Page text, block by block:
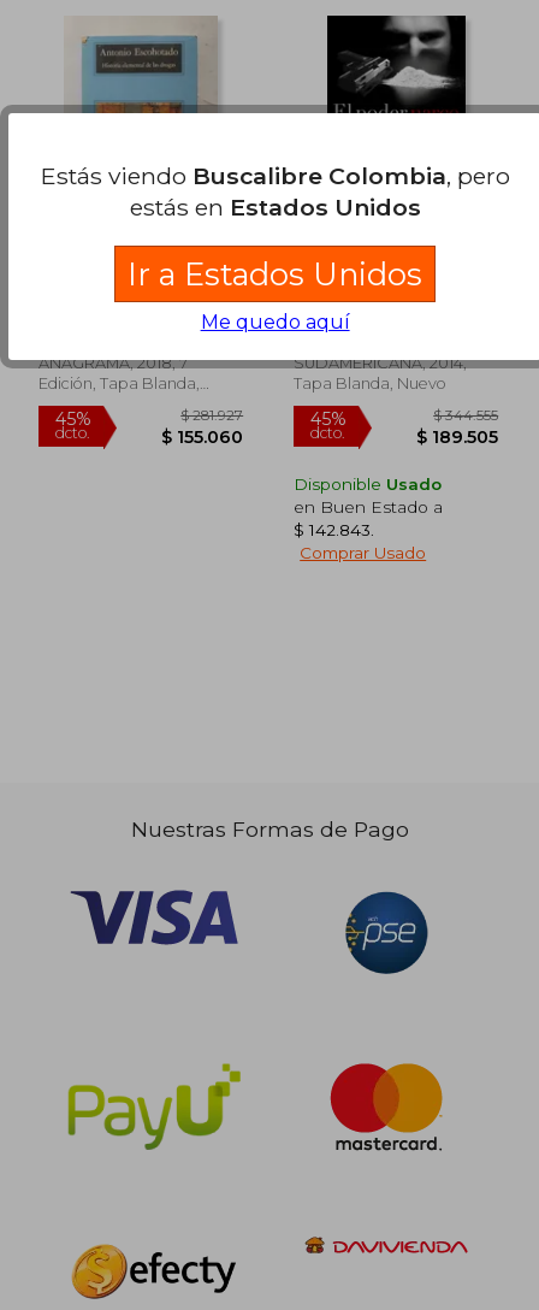
45% $ 187.292
$ 103.011
45% $
Historia elemental de
las drogas
ANAGRAMA, 2018, 7
Edición, Tapa Blanda,
Usado
El poder narco
Eugenio Burzaco, Sergio
Berensztein
SUDAMERICANA, 2014,
Tapa Blanda, Nuevo
Disponible Usado
en Buen Estado a
$ 142.843
Comprar Usado
Nuestras Formas de Pago
Estás viendo Buscalibre Colombia, pero
estás en Estados Unidos
Ir a Estados Unidos
Me quedo aquí